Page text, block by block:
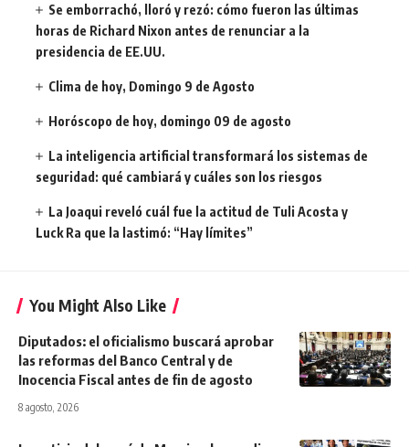
Se emborrachó, lloró y rezó: cómo fueron las últimas
horas de Richard Nixon antes de renunciar a la
presidencia de EE.UU.
Clima de hoy, Domingo 9 de Agosto
Horóscopo de hoy, domingo 09 de agosto
La inteligencia artificial transformará los sistemas de
seguridad: qué cambiará y cuáles son los riesgos
La Joaqui reveló cuál fue la actitud de Tuli Acosta y
Luck Ra que la lastimó: “Hay límites”
You Might Also Like
Diputados: el oficialismo buscará aprobar
las reformas del Banco Central y de
Inocencia Fiscal antes de fin de agosto
8 agosto, 2026